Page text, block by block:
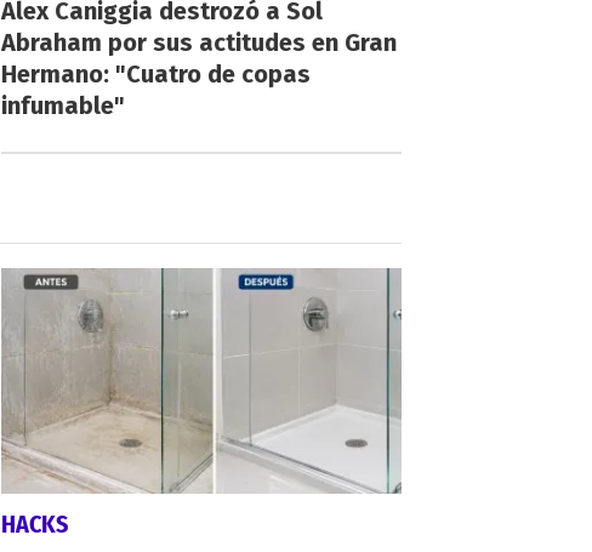
Alex Caniggia destrozó a Sol
Abraham por sus actitudes en Gran
Hermano: "Cuatro de copas
infumable"
HACKS